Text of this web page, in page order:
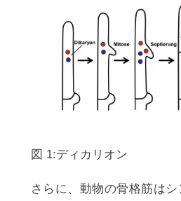
図 1:ディカリオン
さらに、動物の骨格筋は